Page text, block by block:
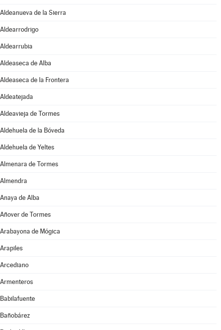
Aldeanueva de la Sierra
Aldearrodrigo
Aldearrubia
Aldeaseca de Alba
Aldeaseca de la Frontera
Aldeatejada
Aldeavieja de Tormes
Aldehuela de la Bóveda
Aldehuela de Yeltes
Almenara de Tormes
Almendra
Anaya de Alba
Añover de Tormes
Arabayona de Mógica
Arapiles
Arcediano
Armenteros
Babilafuente
Bañobárez